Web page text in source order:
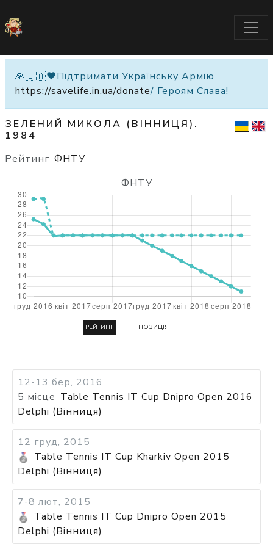
🙏🇺🇦❤️Підтримати Українську Армію
https://savelife.in.ua/donate/ Героям Слава!
ЗЕЛЕНИЙ МИКОЛА (ВІННИЦЯ).
1984
Рейтинг ФНТУ
12-13 бер, 2016
5 місце Table Tennis IT Cup Dnipro Open 2016
Delphi (Вінниця)
12 груд, 2015
Table Tennis IT Cup Kharkiv Open 2015
Delphi (Вінниця)
7-8 лют, 2015
Table Tennis IT Cup Dnipro Open 2015
Delphi (Вінниця)
ФНТУ
РЕЙТИНГ ПОЗИЦІЯ